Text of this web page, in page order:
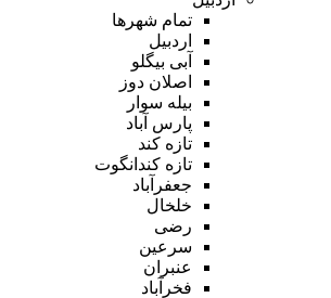
تمام شهر‌ها
اردبیل
آبی بیگلو
اصلان دوز
بیله سوار
پارس آباد
تازه کند
تازه کندانگوت
جعفرآباد
خلخال
رضی
سرعین
عنبران
فخرآباد